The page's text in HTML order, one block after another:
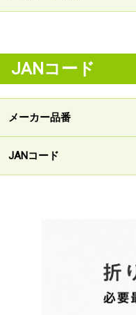
JANコード
メーカー品番
JANコード